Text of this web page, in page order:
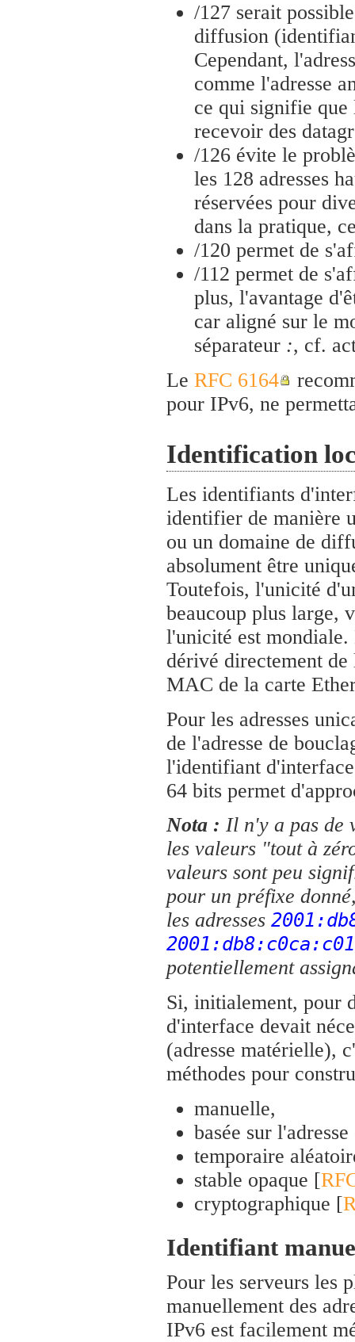
/127 serait
diffusion
Cependant,
comme l'adresse
ce qui signifie que
recevoir des
/126 évite le
les 128 adresses
réservées pour
dans la pratique,
/120 permet de
/112 permet de
plus, l'avantage
car aligné sur le
séparateur :, cf.
Le RFC 6164
pour IPv6, ne
Identification
Les identifiants
identifier de manière
ou un domaine de
absolument être
Toutefois, l'unicité
beaucoup plus large,
l'unicité est
dérivé directement de
MAC de la carte
Pour les adresses
de l'adresse de
l'identifiant
64 bits permet
Nota : Il n'y a pas de
les valeurs "tout à
valeurs sont peu
pour un préfixe
les adresses
potentiellement
Si, initialement, pour
d'interface devait
(adresse matérielle),
méthodes pour
manuelle,
basée sur
temporaire
stable opaque [
cryptographique [
Identifiant
Pour les serveurs les
manuellement des
IPv6 est facilement